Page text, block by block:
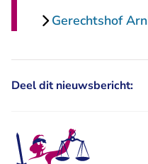
Gerechtshof
Deel dit nieuwsbericht: